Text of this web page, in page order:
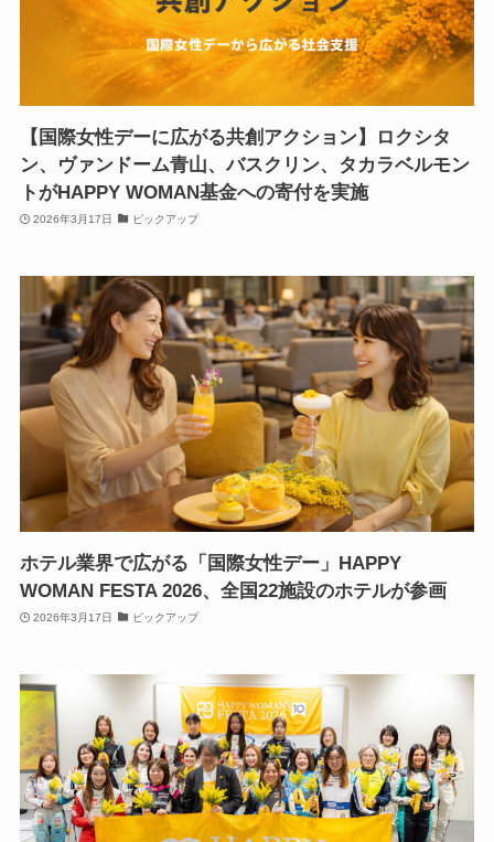
【国際女性デーに広がる共創アクション】ロクシタ
ン、ヴァンドーム青山、バスクリン、タカラベルモン
トがHAPPY WOMAN基金への寄付を実施
2026年3月17日 ピックアップ
ホテル業界で広がる「国際女性デー」HAPPY
WOMAN FESTA 2026、全国22施設のホテルが参画
2026年3月17日 ピックアップ